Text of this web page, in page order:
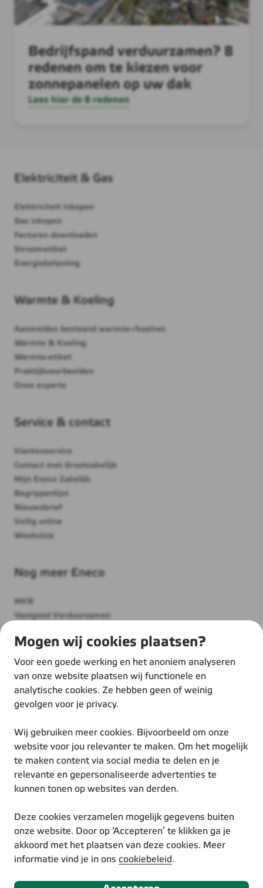
Bedrijfspand verduurzamen? 8
redenen om te kiezen voor
zonnepanelen op uw dak
Lees hier de 8 redenen
Elektriciteit & Gas
Elektriciteit inkopen
Gas inkopen
Facturen downloaden
Stroometiket
Energiebelasting
Warmte & Koeling
Aanmelden bestaand warmte-/koelnet
Warmte & Koeling
Warmte-etiket
Praktijkvoorbeelden
Onze experts
Service & contact
Klantenservice
Contact met Grootzakelijk
Mijn Eneco Zakelijk
Begrippenlijst
Nieuwsbrief
Veilig online
Weekvisie
Nog meer Eneco
MKB
Vastgoed Verduurzamen
Over ons
Werken bij Eneco
Duurzame inspiratie
© Eneco 2025
Voorwaarden
Privacystatement
Disclaimer
Responsible Disclosure
Toegankelijkheidsverklaring
Volg ons via social media
Mogen wij cookies plaatsen?
Voor een goede werking en het anoniem analyseren
van onze website plaatsen wij functionele en
analytische cookies. Ze hebben geen of weinig
gevolgen voor je privacy.
Wij gebruiken meer cookies. Bijvoorbeeld om onze
website voor jou relevanter te maken. Om het mogelijk
te maken content via social media te delen en je
relevante en gepersonaliseerde advertenties te
kunnen tonen op websites van derden.
Deze cookies verzamelen mogelijk gegevens buiten
onze website. Door op ‘Accepteren’ te klikken ga je
akkoord met het plaatsen van deze cookies. Meer
informatie vind je in ons cookiebeleid.